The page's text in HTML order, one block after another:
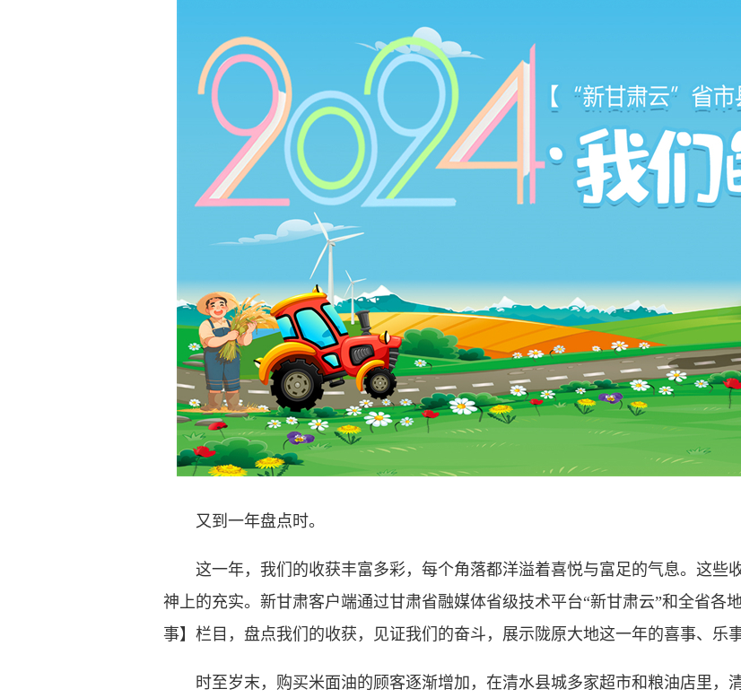
又到一年盘点时。
这一年，我们的收获丰富多彩，每个角落都洋溢着喜悦与富足的气息。这些
神上的充实。新甘肃客户端通过甘肃省融媒体省级技术平台“新甘肃云”和全省各
事】 栏目，盘点我们的收获，见证我们的奋斗，展示陇原大地这一年的喜事、乐
时至岁末，购买米面油的顾客逐渐增加，在清水县城多家超市和粮油店里，